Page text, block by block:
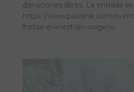
donaciones libres. La entrada
https://www.passline.com/
lhotse-everest-sin-oxigeno